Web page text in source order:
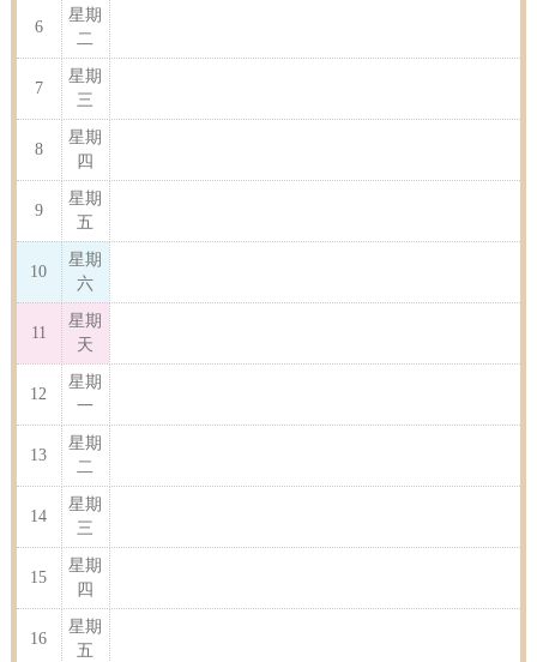
6
星期
二
7
星期
三
8
星期
四
9
星期
五
10
星期
六
11
星期
天
12
星期
一
13
星期
二
14
星期
三
15
星期
四
16
星期
五